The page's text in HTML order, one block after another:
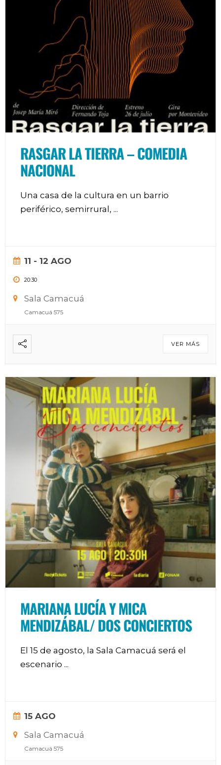
RASGAR LA TIERRA – COMEDIA
NACIONAL
Una casa de la cultura en un barrio
periférico, semirrural, ...
11 - 12 AGO
20:30
Sala Camacuá
Camacuá 575
VER MÁS
MARIANA LUCÍA Y MICA
MENDIZÁBAL/ DOS CONCIERTOS
El 15 de agosto, la Sala Camacuá será el
escenario ...
15 AGO
Sala Camacuá
Camacuá 575